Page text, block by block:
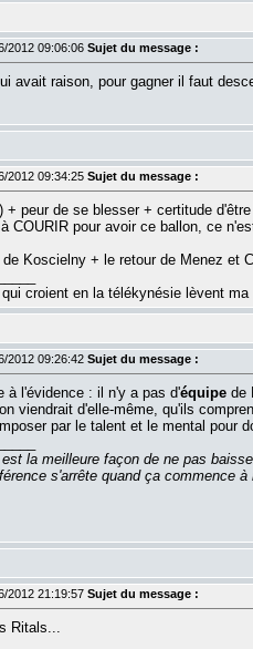
2012 09:06:06 Sujet du message :
avait raison, pour gagner il faut
2012 09:34:25 Sujet du message :
+ peur de se blesser + certitude
COURIR pour avoir ce ballon, ce
de Koscielny + le retour de Menez et
croient en la télékynésie lèvent ma
2012 09:26:42 Sujet du message :
à l'évidence : il n'y a pas d'équipede
viendrait d'elle-même, qu'ils
par le talent et le mental pour
la meilleure façon de ne pas
s'arrête quand ça commence à
2012 21:19:57 Sujet du message :
Ritals...